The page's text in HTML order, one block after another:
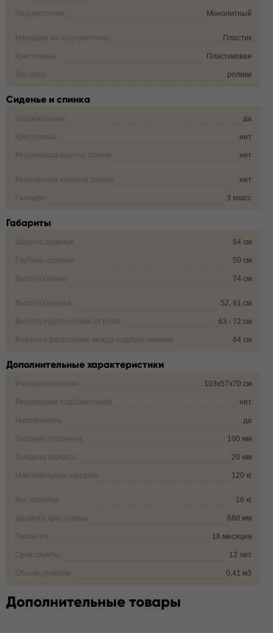
Подлокотники Монолитный
Накладки на подлокотники Пластик
Крестовина Пластиковая
Тип опор ролики
Сиденье и спинка
Подлокотники да
Крестовина нет
Регулировка высоты спинки нет
Регулировка наклона спинки нет
Газлифт 3 класс
Габариты
Ширина сиденья 54 см
Глубина сиденья 50 см
Высота спинки 74 см
Высота сиденья 52, 61 см
Высота подлокотника от пола 63 - 72 см
Внешнее расстояние между подлокотниками 64 см
Дополнительные характеристики
Размеры упаковки 103х57х70 см
Регулировка подлокотников нет
Наполнитель да
Толщина поролона 100 мм
Толщина каркаса 20 мм
Максимальная нагрузка 120 кг
Вес изделия 16 кг
Диаметр крестовины 680 мм
Гарантия 18 месяцев
Срок службы 12 лет
Объем упаковки 0,41 м3
Дополнительные товары